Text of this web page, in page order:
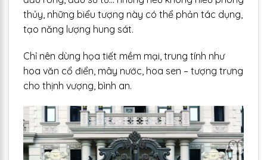
thủy, những biểu tượng này có thể phản tác dụng,
tạo năng lượng hung sát.
Chỉ nên dùng họa tiết mềm mại, trung tính như
hoa văn cổ điển, mây nước, hoa sen – tượng trưng
cho thịnh vượng, bình an.